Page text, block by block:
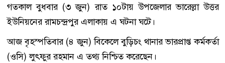
গতকাল বুধবার (৩ জুন) রাত ১০টায় উপজেলার ভারেল্লা উত্তর
ইউনিয়নের রামচন্দ্রপুর এলাকায় এ ঘটনা ঘটে।
আজ বৃহস্পতিবার (৪ জুন) বিকেলে বুড়িচং থানার ভারপ্রাপ্ত কর্মকর্তা
(ওসি) লুৎফুর রহমান এ তথ্য নিশ্চিত করেছেন।